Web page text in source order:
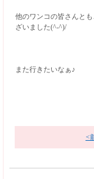
他のワンコの皆さんと
ざいました(^-^)/
また行きたいなぁ♪
<